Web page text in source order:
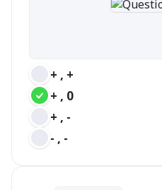
+ , +
+ , 0
+ , -
- , -